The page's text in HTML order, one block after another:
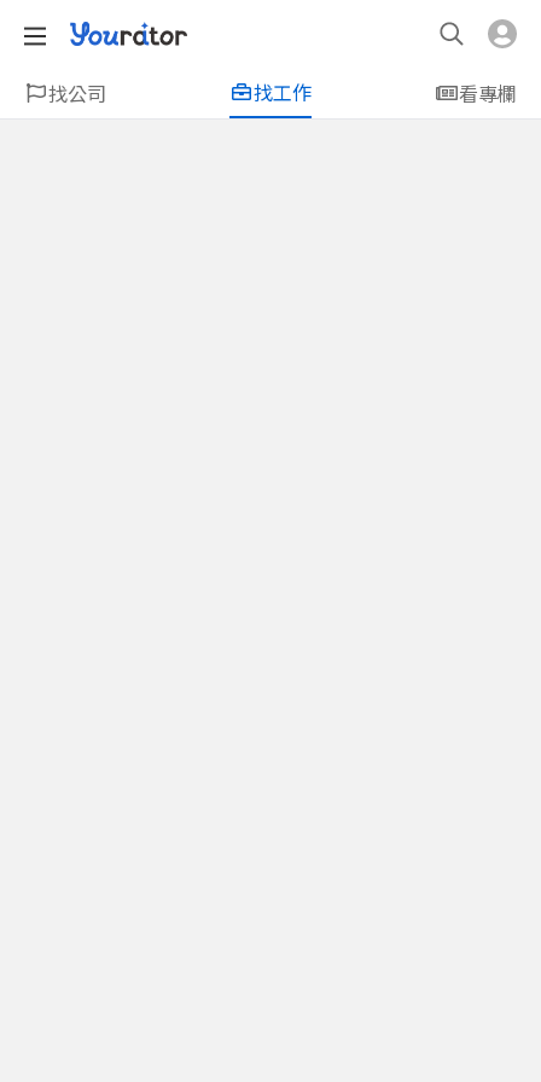
找公司 找工作 看專欄